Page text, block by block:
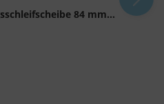
84 mm...